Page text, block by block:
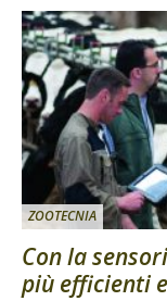
ZOOTECNIA
Con la
più efficienti